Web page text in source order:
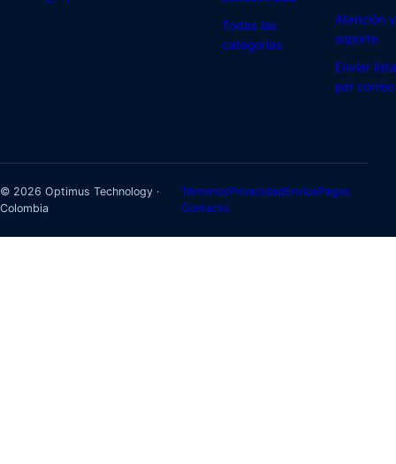
Todas las
categorías
Atención y
soporte
Enviar lista
por correo
© 2026 Optimus Technology ·
Colombia
TérminosPrivacidadEnvíosPagos
Contacto